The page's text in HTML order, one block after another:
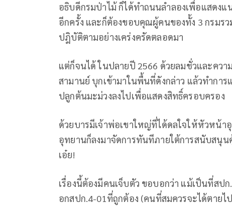
อธิบดีกรมป่าไม้ ก็ได้ทำถนนลำลองเพื่อแสดง
อีกครั้ง และก็ต้องขอบคุณผู้คนของทั้ง 3 กรมร
ปฎิบัติตามอย่างเคร่งครัดตลอดมา
แต่ก็จนได้ ในปลายปี 2566 ด้วยลมชั่วและคว
สามานย์ บุกเข้ามาในพื้นที่ดังกล่าว แล้วทำก
ปลูกต้นมะม่วงลงไปเพื่อแสดงสิทธิ์ครอบครอง
ด้วยบารมีเจ้าพ่อเขาใหญ่ที่ได้ดลใจให้หัวหน้า
อุทยานก็ลงมาจัดการทันทีภายใต้การสนับสนุ
เอ๋ย!
เรื่องนี้ต้องมีคนเจ็บตัว ขอบอกว่า แม้เป็นที่สป
อกสปก.4-01ที่ถูกต้อง (คนที่สมควรจะได้ตาย